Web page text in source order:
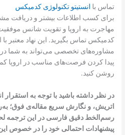
تماس با
انستیتو تکنولوژی کدمیکس
برای کسب اطلاعات بیشتر و دریافت
مهاجرت به اروپا و تقویت شانس موفقیت
کدمیکس تماس بگیرید. این نهاد معتبر با
مشاوره‌های تخصصی می‌تواند به شما در
پیدا کردن فرصت‌های مناسب در اروپا
روشن کنید.
در نظر داشته باشید با توجه به استقرار
اتریش، و نگارش سریع مقاله‌ی فوق؛
رسم‌الخط دقیق فارسی در این ترجمه
پیشنهادات احتمالی خود را در خصوص این